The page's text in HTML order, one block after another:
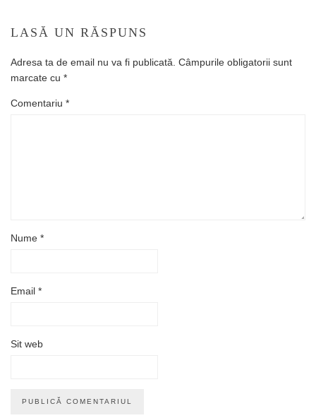
LASĂ UN RĂSPUNS
Adresa ta de email nu va fi publicată. Câmpurile obligatorii sunt
marcate cu *
Comentariu *
Nume *
Email *
Sit web